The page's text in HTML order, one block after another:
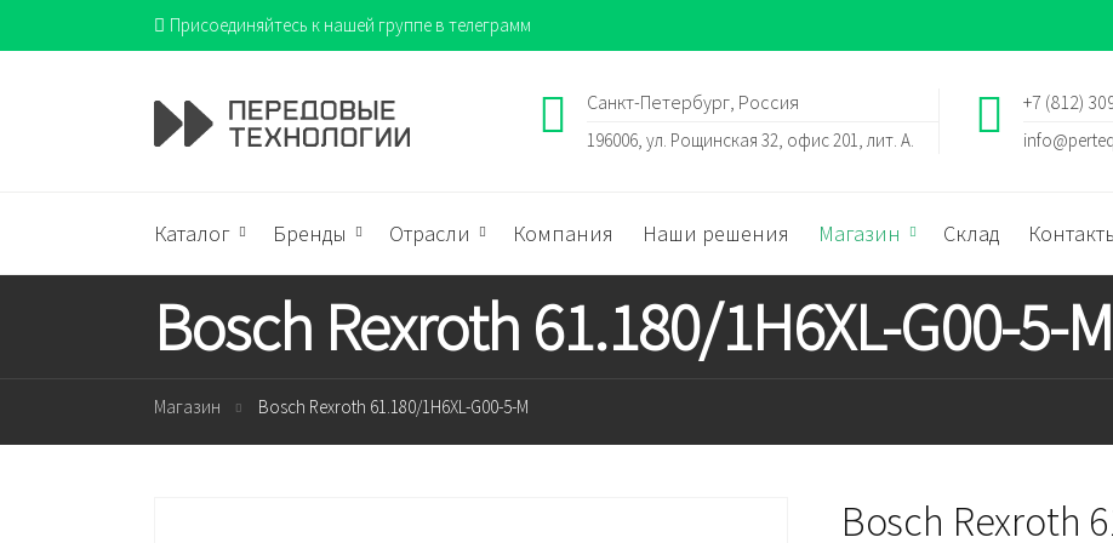
Присоединяйтесь к нашей группе в телеграмм
+7 (812)
Санкт-Петербург, Россия
196006, ул. Рощинская 32, офис 201, лит. А.
Каталог Бренды Отрасли Компания Наши решения Магазин Склад
Bosch Rexroth 61.180/1H6XL-G00-5-M
Магазин Bosch Rexroth 61.180/1H6XL-G00-5-M
Bosch Rexroth